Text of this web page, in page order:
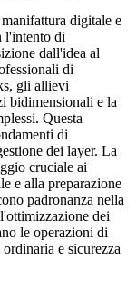
digitale e
l'intento di
dall'idea al
di
, gli allievi
bidimensionali e la
Questa
di
dei layer. La
cruciale ai
e alla preparazione
padronanza nella
dei
le operazioni di
e sicurezza